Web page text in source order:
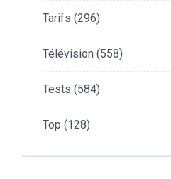
Tarifs (296)
Télévision (558)
Tests (584)
Top (128)